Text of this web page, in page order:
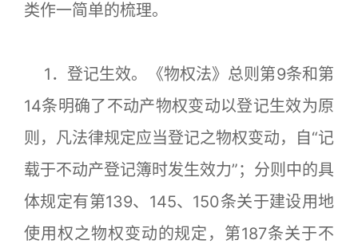
类作一简单的梳理。
1．登记生效。《物权法》总则第9条和第
14条明确了不动产物权变动以登记生效为原
则，凡法律规定应当登记之物权变动，自“记
载于不动产登记簿时发生效力”；分则中的具
体规定有第139、145、150条关于建设用地
使用权之物权变动的规定，第187条关于不